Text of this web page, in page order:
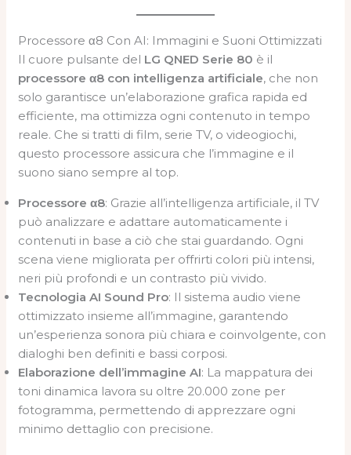
Processore α8 Con AI: Immagini e Suoni Ottimizzati
Il cuore pulsante del LG QNED Serie 80 è il
processore α8 con intelligenza artificiale, che non
solo garantisce un’elaborazione grafica rapida ed
efficiente, ma ottimizza ogni contenuto in tempo
reale. Che si tratti di film, serie TV, o videogiochi,
questo processore assicura che l’immagine e il
suono siano sempre al top.
Processore α8: Grazie all’intelligenza artificiale, il TV
può analizzare e adattare automaticamente i
contenuti in base a ciò che stai guardando. Ogni
scena viene migliorata per offrirti colori più intensi,
neri più profondi e un contrasto più vivido.
Tecnologia AI Sound Pro: Il sistema audio viene
ottimizzato insieme all’immagine, garantendo
un’esperienza sonora più chiara e coinvolgente, con
dialoghi ben definiti e bassi corposi.
Elaborazione dell’immagine AI: La mappatura dei
toni dinamica lavora su oltre 20.000 zone per
fotogramma, permettendo di apprezzare ogni
minimo dettaglio con precisione.